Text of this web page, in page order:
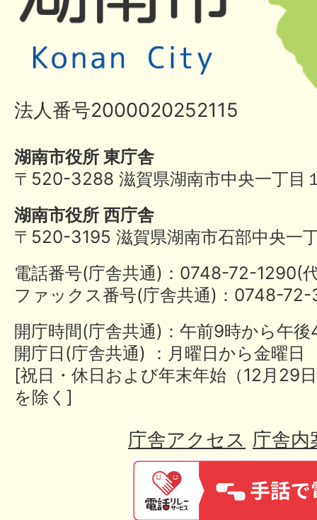
法人番号2000020252115
湖南市役所 東庁舎
〒520-3288 滋賀県湖南市中央一丁目
湖南市役所 西庁舎
〒520-3195 滋賀県湖南市石部中央一
電話番号(庁舎共通)：0748-72-
ファックス番号(庁舎共通)：0748-
開庁時間(庁舎共通)：午前9時から午
開庁日(庁舎共通) ：月曜日から金曜日
[祝日・休日および年末年始（12月29
を除く]
庁舎アクセス 庁舎内